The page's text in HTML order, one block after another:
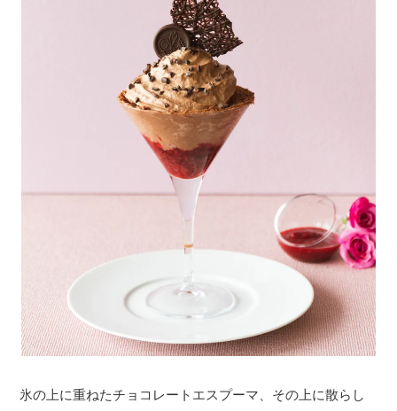
氷の上に重ねたチョコレートエスプーマ、その上に散らし